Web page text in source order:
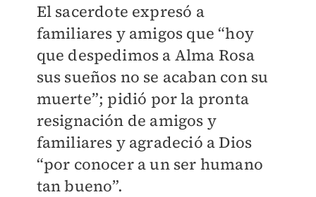
El sacerdote expresó a
familiares y amigos que “hoy
que despedimos a Alma Rosa
sus sueños no se acaban con su
muerte”; pidió por la pronta
resignación de amigos y
familiares y agradeció a Dios
“por conocer a un ser humano
tan bueno”.